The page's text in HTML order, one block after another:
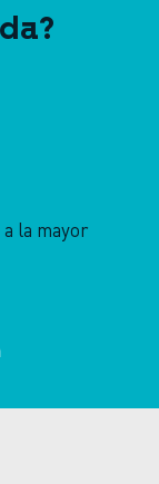
la mayor